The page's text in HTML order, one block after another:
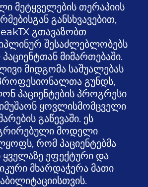
მეტყველების თერაპიის
განსხვავებით,
გთავაზობთ
შესაძლებლობებს
მიმართებაში.
მიდგომა საშუალებას
გუნდს,
პაციენტების პროგრესი
ყოვლისმომცველი
გაწევაში. ეს
მოდელი
რომ პაციენტებმა
ყველაზე ეფექტური და
მხარდაჭერა მათი